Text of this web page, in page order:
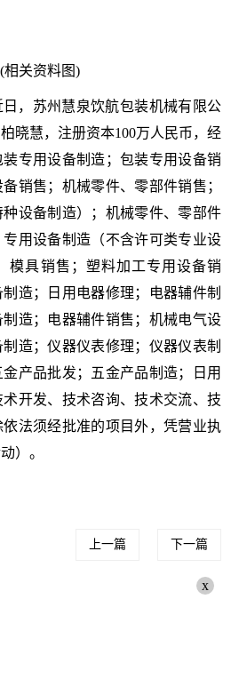
(相关资料图)
，苏州慧泉饮航包装机械有限公
晓慧，注册资本100万人民币，经
专用设备制造；包装专用设备销
销售；机械零件、零部件销售；
设备制造）；机械零件、零部件
用设备制造（不含许可类专业设
模具销售；塑料加工专用设备销
造；日用电器修理；电器辅件制
造；电器辅件销售；机械电气设
造；仪器仪表修理；仪器仪表制
产品批发；五金产品制造；日用
开发、技术咨询、技术交流、技
法须经批准的项目外，凭营业执
）。
上一篇 下一篇
x